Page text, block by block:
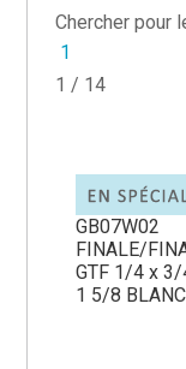
Chercher pour
1
1 / 14
GB07W02
FINALE/
GTF 1/4 x 3/
1 5/8 BLANC